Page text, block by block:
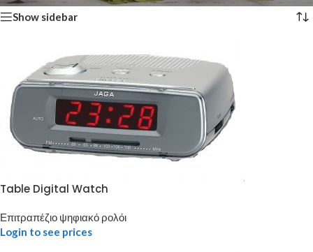
Show sidebar
Table Digital Watch
Επιτραπέζιο ψηφιακό ρολόι
Login to see prices